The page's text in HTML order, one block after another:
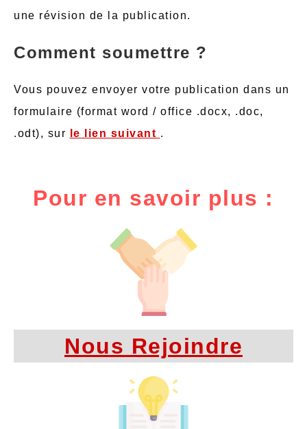
une révision de la publication.
Comment soumettre ?
Vous pouvez envoyer votre publication dans un
formulaire (format word / office .docx, .doc,
.odt), sur
le lien suivant .
Pour en savoir plus :
Nous Rejoindre